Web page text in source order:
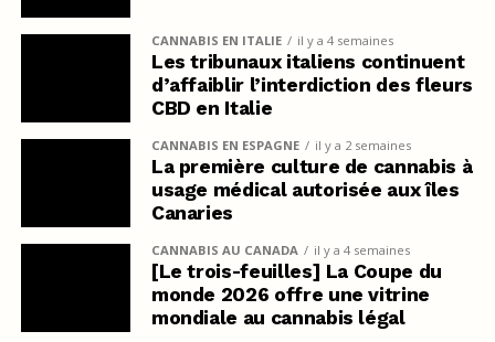
CANNABIS EN ITALIE il y a 4 semaines
Les tribunaux italiens continuent
d’affaiblir l’interdiction des fleurs
CBD en Italie
CANNABIS EN ESPAGNE il y a 2 semaines
La première culture de cannabis à
usage médical autorisée aux îles
Canaries
CANNABIS AU CANADA il y a 4 semaines
[Le trois-feuilles] La Coupe du
monde 2026 offre une vitrine
mondiale au cannabis légal